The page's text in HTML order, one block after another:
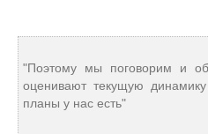
"Поэтому мы поговорим и
оценивают текущую
планы у нас есть"